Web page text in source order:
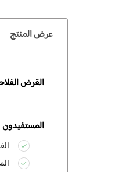
عرض المنتج
القرض
المستفيدون